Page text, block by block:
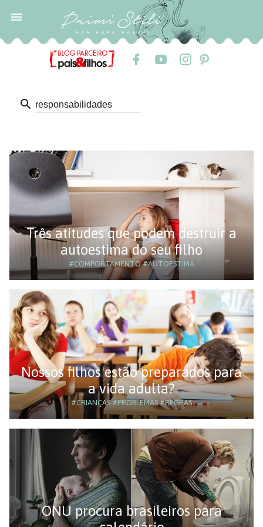

search
Três atitudes que podem destruir a
autoestima do seu filho
#COMPORTAMENTO#AUTOESTIMA
Nossos filhos estão preparados para
a vida adulta?
#CRIANÇAS#PROBLEMAS#REGRAS
ONU procura brasileiros para